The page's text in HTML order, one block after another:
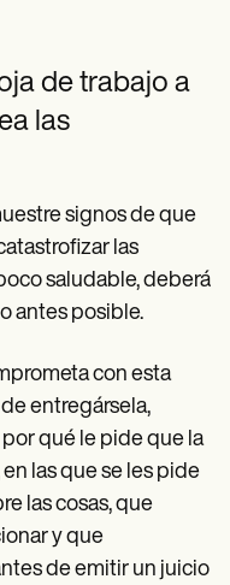
de trabajo a
las
signos de que
las
saludable, deberá
antes posible.
con esta
entregársela,
qué le pide que la
las que se les pide
las cosas, que
y que
de emitir un juicio